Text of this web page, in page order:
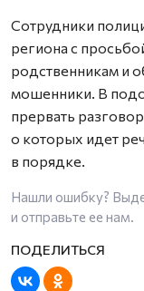
Сотрудники
региона с
родственникам и
мошенники. В
прервать
о которых идет
в порядке.
Нашли ошибку?
и отправьте ее нам.